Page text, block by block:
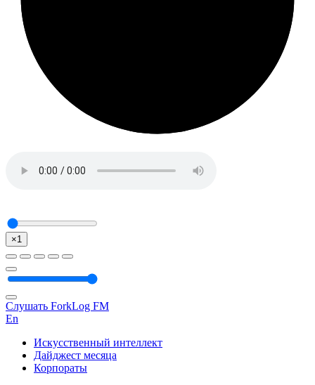
×1
Слушать ForkLog FM
En
Искусственный интеллект
Дайджест месяца
Корпораты